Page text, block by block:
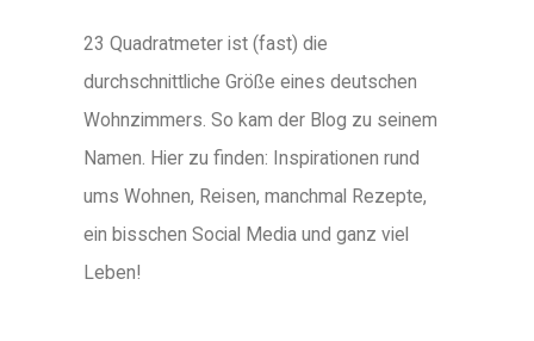
23 Quadratmeter ist (fast) die
durchschnittliche Größe eines deutschen
Wohnzimmers. So kam der Blog zu seinem
Namen. Hier zu finden: Inspirationen rund
ums Wohnen, Reisen, manchmal Rezepte,
ein bisschen Social Media und ganz viel
Leben!